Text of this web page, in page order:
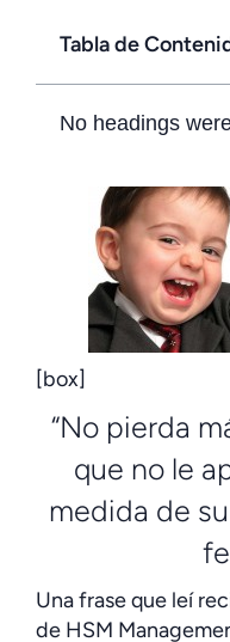
Tabla de
No headings
[box]
“No pierda
que no le
medida de
Una frase que leí
de HSM